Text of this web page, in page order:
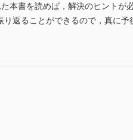
本書を読めば，解決のヒントが
返ることができるので，真に